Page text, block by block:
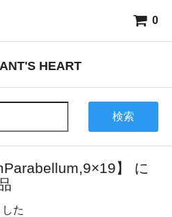
0
HEART
検索
】 に
た